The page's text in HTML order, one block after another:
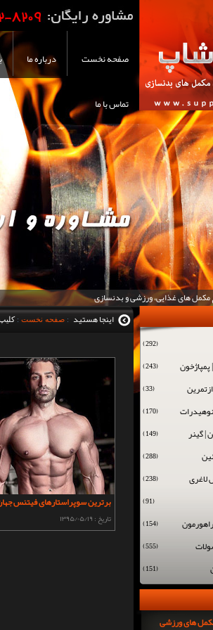
صفحه نخست درباره ما
تماس با ما
های غذایی، ورزشی و بدنسازی
اینجا هستید
: صفحه نخست :
برترین سوپراستارهای فیتنس
تاریخ : ۱۳۹۵/۰۵/۱۹
(292)
(243)
(33)
(170)
| گینر (149)
(288)
(238)
(91)
(154)
(555)
(151)
های ورزشی